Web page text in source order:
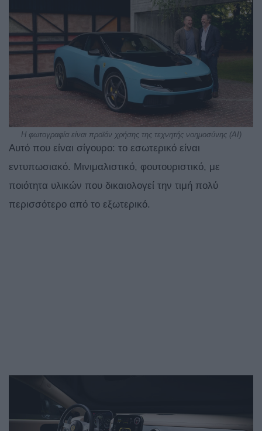
Η φωτογραφία είναι προϊόν χρήσης της τεχνητής νοημοσύνης (ΑΙ)
Αυτό που είναι σίγουρο: το εσωτερικό είναι
εντυπωσιακό. Μινιμαλιστικό, φουτουριστικό, με
ποιότητα υλικών που δικαιολογεί την τιμή πολύ
περισσότερο από το εξωτερικό.